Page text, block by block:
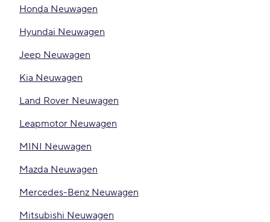
Honda Neuwagen
Hyundai Neuwagen
Jeep Neuwagen
Kia Neuwagen
Land Rover Neuwagen
Leapmotor Neuwagen
MINI Neuwagen
Mazda Neuwagen
Mercedes-Benz Neuwagen
Mitsubishi Neuwagen